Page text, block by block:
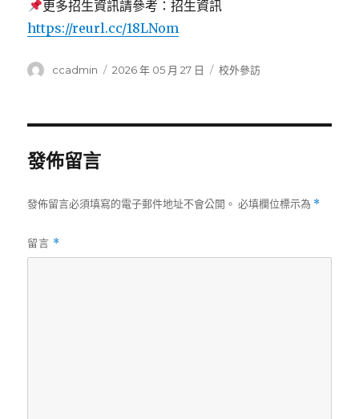
更多招生資訊請參考：招生資訊
https://reurl.cc/18LNom
作
ccadmin
發
2026 年 05 月 27 日
分
校外參訪
發佈留言
發佈留言必須填寫的電子郵件地址不會公開。 必填欄位標示為 *
留言 *